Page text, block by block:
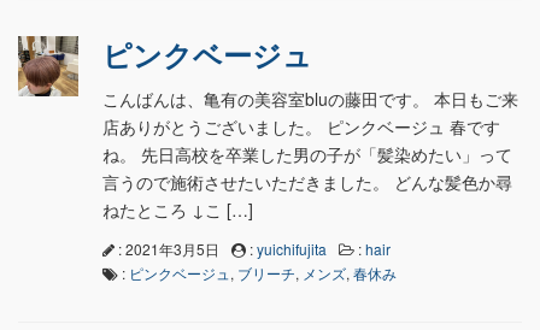
ピンクベージュ
こんばんは、亀有の美容室bluの藤田です。 本日もご来
店ありがとうございました。 ピンクベージュ 春です
ね。 先日高校を卒業した男の子が「髪染めたい」って
言うので施術させたいただきました。 どんな髪色か尋
ねたところ ↓こ […]
: 2021年3月5日 :yuichifujita :hair
: ピンクベージュ , ブリーチ, メンズ, 春休み